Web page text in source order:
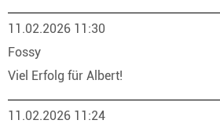
11.02.2026 11:30
Fossy
Viel Erfolg für Albert!
11.02.2026 11:24